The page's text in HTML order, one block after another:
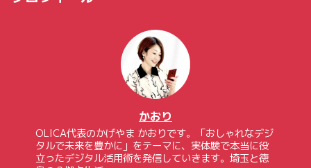
かおり
OLICA代表のかげやま かおりです。「おしゃれなデジ
タルで未来を豊かに」をテーマに、実体験で本当に役
立ったデジタル活用術を発信していきます。埼玉と徳